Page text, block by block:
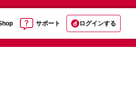
サポート ログインする